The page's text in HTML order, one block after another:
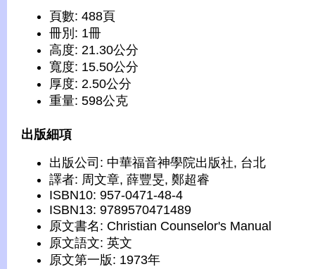
頁數: 488頁
冊別: 1冊
高度: 21.30公分
寬度: 15.50公分
厚度: 2.50公分
重量: 598公克
出版細項
出版公司: 中華福音神學院出版社, 台北
譯者: 周文章, 薛豐旻, 鄭超睿
ISBN10: 957-0471-48-4
ISBN13: 9789570471489
原文書名: Christian Counselor's Manual
原文語文: 英文
原文第一版: 1973年